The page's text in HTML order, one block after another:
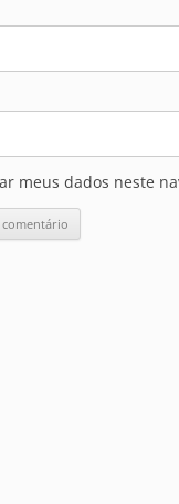
meus dados neste